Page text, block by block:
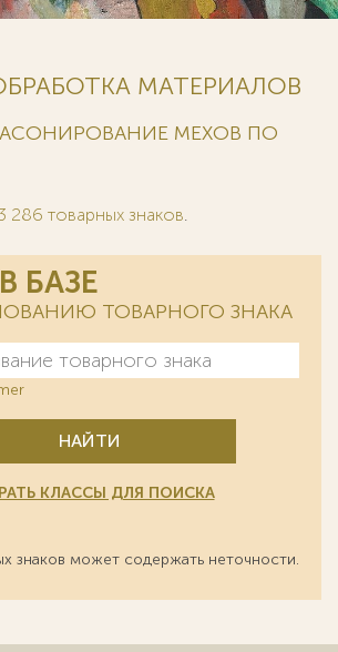
МАТЕРИАЛОВ
МЕХОВ ПО
286 товарных знаков.
БАЗЕ
ТОВАРНОГО ЗНАКА
НАЙТИ
КЛАССЫ ДЛЯ ПОИСКА
знаков может содержать неточности.